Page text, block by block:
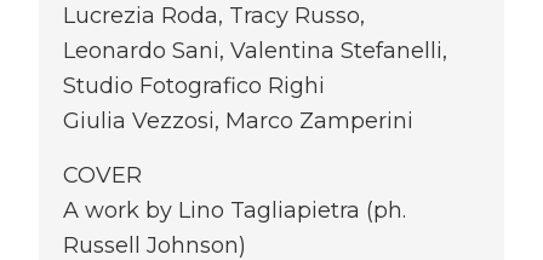
Lucrezia Roda, Tracy Russo,
Leonardo Sani, Valentina Stefanelli,
Studio Fotografico Righi
Giulia Vezzosi, Marco Zamperini
COVER
A work by Lino Tagliapietra (ph.
Russell Johnson)